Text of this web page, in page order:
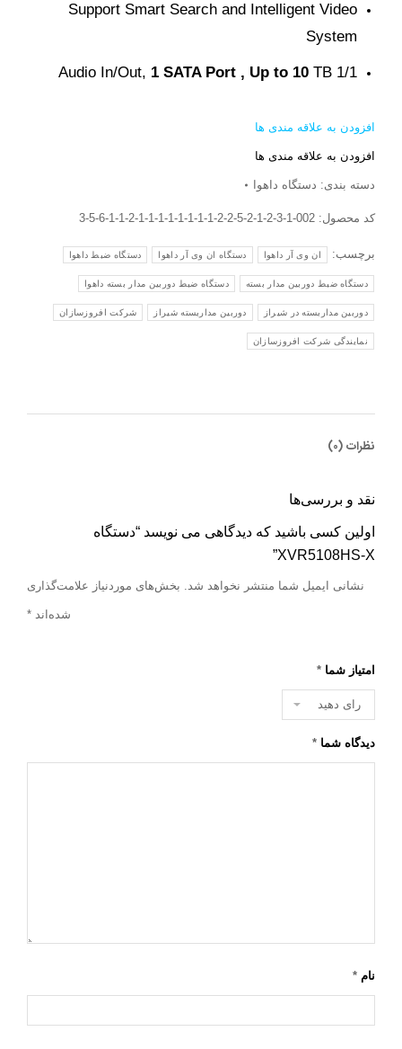
Support Smart Search and Intelligent Video
System
1/1 Audio In/Out,
1 SATA Port , Up to 10 TB
افزودن به علاقه مندی ها
افزودن به علاقه مندی ها
دسته بندی: دستگاه داهوا
کد محصول: 002-1-3-2-1-2-5-2-2-1-1-1-1-1-1-1-1-2-1-1-6-5-3
برچسب: ان وی آر داهوا دستگاه ان وی آر داهوا دستگاه ضبط داهوا
دستگاه ضبط دوربین مدار بسته دستگاه ضبط دوربین مدار بسته داهوا
دوربین مداربسته در شیراز دوربین مداربسته شیراز شرکت افروزسازان
نمایندگی شرکت افروزسازان
نظرات (0)
نقد و بررسی‌ها
اولین کسی باشید که دیدگاهی می نویسد “دستگاه
XVR5108HS-X”
نشانی ایمیل شما منتشر نخواهد شد. بخش‌های موردنیاز علامت‌گذاری
شده‌اند *
امتیاز شما *
دیدگاه شما *
نام *